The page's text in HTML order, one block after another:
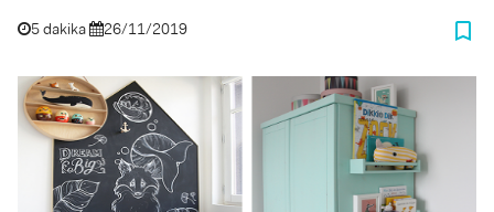
5 dakika 26/11/2019 bookmark_border